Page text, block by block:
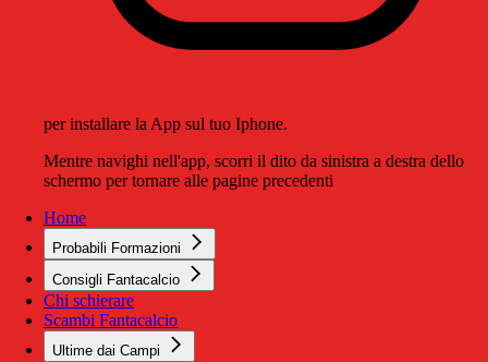
per installare la App sul tuo Iphone.
Mentre navighi nell'app, scorri il dito da sinistra a destra dello
schermo per tornare alle pagine precedenti
Home
Probabili Formazioni
Consigli Fantacalcio
Chi schierare
Scambi Fantacalcio
Ultime dai Campi